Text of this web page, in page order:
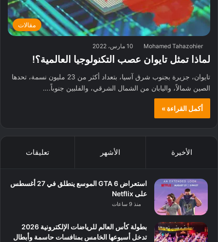
مقالات
Mohamed Tahazohier 10 مارس، 2022
لماذا تمثل تايوان عصب التكنولوجيا العالمية؟!
تايوان، جزيرة بجنوب شرق آسيا، بتعداد أكثر من 23 مليون نسمة، تحدها
الصين شمالاً، واليابان من الشمال الشرقي، والفلبين جنوباً.…
أكمل القراءة »
الأخيرة الأشهر تعليقات
استعراض GTA 6 الموسع ينطلق في 27 أغسطس
على Netflix
منذ 9 ساعات
بطولة كأس العالم للرياضات الإلكترونية 2026
تدخل أسبوعها الخامس بمنافسات حاسمة وأبطال